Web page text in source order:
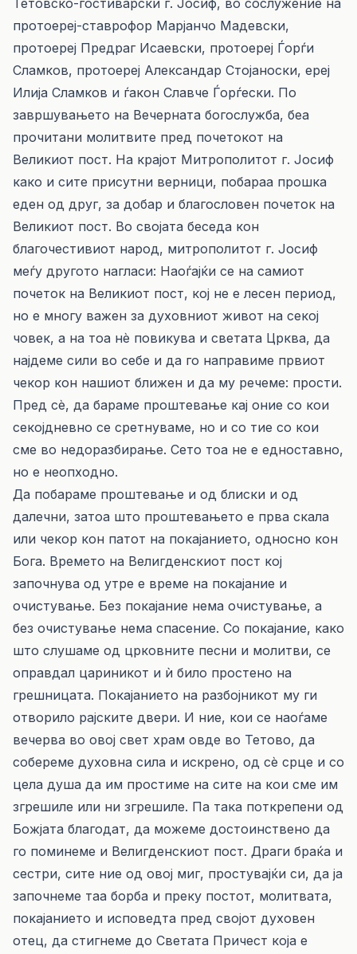
Тетовско-гостиварски г. Јосиф, во сослужение на
протоереј-ставрофор Марјанчо Мадевски,
протоереј Предраг Исаевски, протоереј Ѓорѓи
Сламков, протоереј Александар Стојаноски, ереј
Илија Сламков и ѓакон Славче Ѓорѓески. По
завршувањето на Вечерната богослужба, беа
прочитани молитвите пред почетокот на
Великиот пост. На крајот Митрополитот г. Јосиф
како и сите присутни верници, побараа прошка
еден од друг, за добар и благословен почеток на
Великиот пост. Во својата беседа кон
благочестивиот народ, митрополитот г. Јосиф
меѓу другото нагласи: Наоѓајќи се на самиот
почеток на Великиот пост, кој не е лесен период,
но е многу важен за духовниот живот на секој
човек, а на тоа нè повикува и светата Црква, да
најдеме сили во себе и да го направиме првиот
чекор кон нашиот ближен и да му речеме: прости.
Пред сè, да бараме проштевање кај оние со кои
секојдневно се сретнуваме, но и со тие со кои
сме во недоразбирање. Сето тоа не е едноставно,
но е неопходно.
Да побараме проштевање и од блиски и од
далечни, затоа што проштевањето е прва скала
или чекор кон патот на покајанието, односно кон
Бога. Времето на Велигденскиот пост кој
започнува од утре е време на покајание и
очистување. Без покајание нема очистување, а
без очистување нема спасение. Со покајание, како
што слушаме од црковните песни и молитви, се
оправдал цариникот и ѝ било простено на
грешницата. Покајанието на разбојникот му ги
отворило рајските двери. И ние, кои се наоѓаме
вечерва во овој свет храм овде во Тетово, да
собереме духовна сила и искрено, од сè срце и со
цела душа да им простиме на сите на кои сме им
згрешиле или ни згрешиле. Па така поткрепени од
Божјата благодат, да можеме достоинствено да
го поминеме и Велигденскиот пост. Драги браќа и
сестри, сите ние од овој миг, простувајќи си, да ја
започнеме таа борба и преку постот, молитвата,
покајанието и исповедта пред својот духовен
отец, да стигнеме до Светата Причест која е